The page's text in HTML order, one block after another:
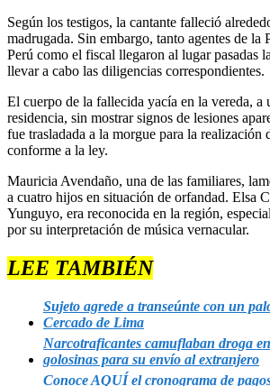
Según los testigos, la cantante falleció
madrugada. Sin embargo, tanto agentes de la
Perú como el fiscal llegaron al lugar pasadas
llevar a cabo las diligencias correspondientes.
El cuerpo de la fallecida yacía en la vereda, a
residencia, sin mostrar signos de lesiones
fue trasladada a la morgue para la realización
conforme a la ley.
Mauricia Avendaño, una de las familiares,
a cuatro hijos en situación de orfandad. Elsa
Yunguyo, era reconocida en la región,
por su interpretación de música vernacular.
LEE TAMBIÉN
Sujeto agrede a transeúnte con un
Cercado de Lima
Narcotraficantes camuflaban droga
golosinas para su envío al extranjero
Conoce AQUÍ el cronograma de